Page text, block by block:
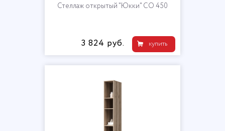
Стеллаж открытый "Юкки" СО 450
купить
3 824 руб.